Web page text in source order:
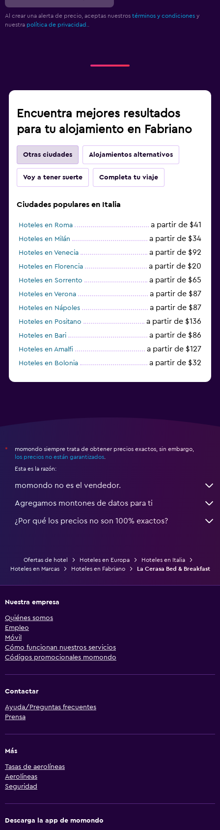
Al crear una alerta de precio, aceptas nuestros términos y condiciones y
nuestra política de privacidad.
Encuentra mejores resultados
para tu alojamiento en Fabriano
Otras ciudades Alojamientos alternativos
Voy a tener suerte Completa tu viaje
Ciudades populares en Italia
Hoteles en Roma a partir de $41
Hoteles en Milán a partir de $34
Hoteles en Venecia a partir de $92
Hoteles en Florencia a partir de $20
Hoteles en Sorrento a partir de $65
Hoteles en Verona a partir de $87
Hoteles en Nápoles a partir de $87
Hoteles en Positano a partir de $136
Hoteles en Bari a partir de $86
Hoteles en Amalfi a partir de $127
Hoteles en Bolonia a partir de $32
*
momondo siempre trata de obtener precios exactos, sin embargo,
los precios no están garantizados
Esta es la razón:
momondo no es el vendedor.
Agregamos montones de datos para ti
¿Por qué los precios no son 100% exactos?
Ofertas de hotel Hoteles en Europa
Hoteles en Italia
Hoteles en Marcas
Hoteles en Fabriano La Cerasa Bed & Breakfast
Nuestra empresa
Quiénes somos
Empleo
Móvil
Cómo funcionan nuestros servicios
Códigos promocionales momondo
Contactar
Ayuda/Preguntas frecuentes
Prensa
Más
Tasas de aerolíneas
Aerolíneas
Seguridad
Descarga la app de momondo